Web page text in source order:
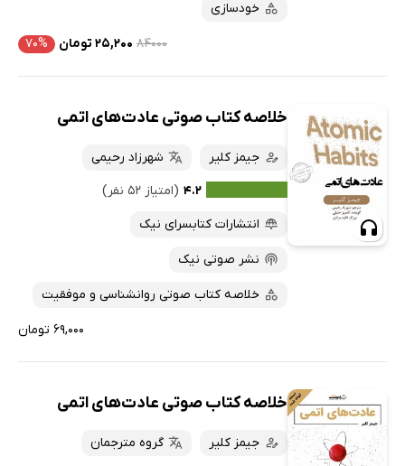
خودسازی
۸۴۰۰۰ ۲۵,۲۰۰ تومان ۷۰%
خلاصه کتاب صوتی عادت‌های اتمی
جیمز کلیر
شهرزاد رحیمی
۴.۲ (امتیاز ۵۲ نفر)
انتشارات کتابسرای نیک
نشر صوتی نیک
خلاصه کتاب صوتی روانشناسی و موفقیت
۶۹,۰۰۰ تومان
خلاصه کتاب صوتی عادت‌های اتمی
جیمز کلیر
گروه مترجمان